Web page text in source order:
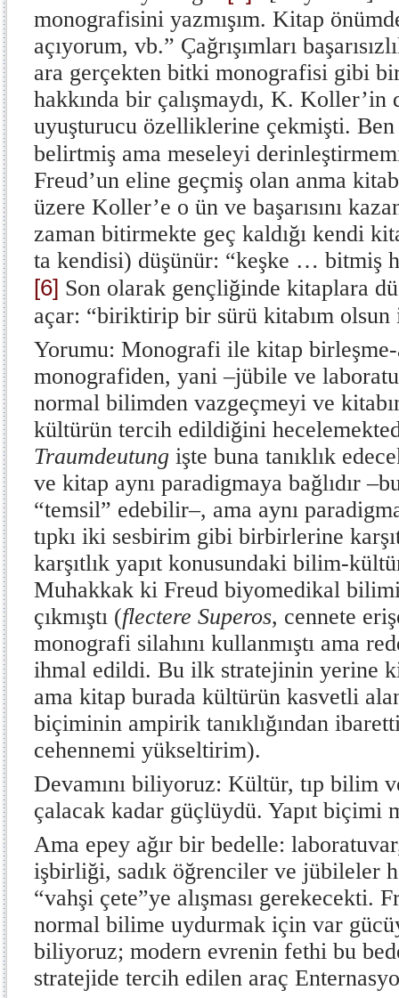
monografisini yazmışım. Kitap
açıyorum, vb.” Çağrışımları
ara gerçekten bitki monografisi gibi
hakkında bir çalışmaydı, K.
uyuşturucu özelliklerine çekmişti. Ben
belirtmiş ama meseleyi
Freud’un eline geçmiş olan anma
üzere Koller’e o ün ve başarısını
zaman bitirmekte geç kaldığı kendi
ta kendisi) düşünür: “keşke … bitmiş
[6] Son olarak gençliğinde kitaplara
açar: “biriktirip bir sürü kitabım olsun
Yorumu: Monografi ile kitap
monografiden, yani –jübile ve
normal bilimden vazgeçmeyi ve
kültürün tercih edildiğini
Traumdeutung işte buna tanıklık
ve kitap aynı paradigmaya bağlıdır
“temsil” edebilir–, ama aynı
tıpkı iki sesbirim gibi birbirlerine
karşıtlık yapıt konusundaki bilim-
Muhakkak ki Freud biyomedikal
çıkmıştı (flectere Superos, cennete
monografi silahını kullanmıştı ama
ihmal edildi. Bu ilk stratejinin yerine
ama kitap burada kültürün kasvetli
biçiminin ampirik tanıklığından
cehennemi yükseltirim).
Devamını biliyoruz: Kültür, tıp bilim
çalacak kadar güçlüydü. Yapıt biçimi
Ama epey ağır bir bedelle:
işbirliği, sadık öğrenciler ve jübileler
“vahşi çete”ye alışması gerekecekti.
normal bilime uydurmak için var
biliyoruz; modern evrenin fethi bu
stratejide tercih edilen araç